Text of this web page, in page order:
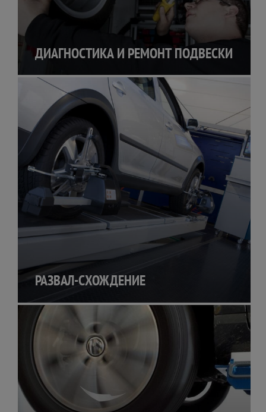
ДИАГНОСТИКА И РЕМОНТ ПОДВЕСКИ
РАЗВАЛ-СХОЖДЕНИЕ